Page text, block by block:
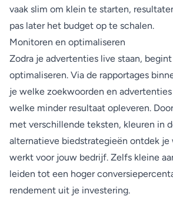
vaak slim om klein te starten,
pas later het budget op te schalen.
Monitoren en optimaliseren
Zodra je advertenties live staan,
optimaliseren. Via de rapportages
je welke zoekwoorden en
welke minder resultaat opleveren.
met verschillende teksten, kleuren in
alternatieve biedstrategieën ontdek
werkt voor jouw bedrijf. Zelfs kleine
leiden tot een hoger
rendement uit je investering.